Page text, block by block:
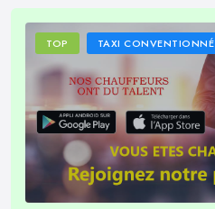
TOP TAXI CONVENTIONNÉ